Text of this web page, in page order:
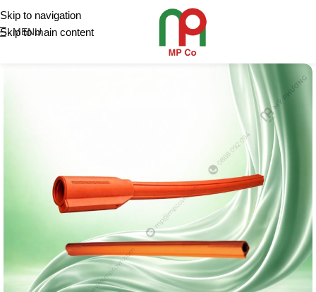
Skip to navigation
Skip to main content
MENU